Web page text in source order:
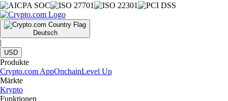
Deutsch
|
USD
Produkte
Crypto.com AppOnchainLevel Up
Märkte
Krypto
Funktionen